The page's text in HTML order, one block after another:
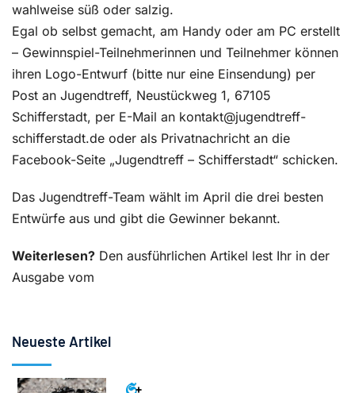
wahlweise süß oder salzig.
Egal ob selbst gemacht, am Handy oder am PC erstellt
– Gewinnspiel-Teilnehmerinnen und Teilnehmer können
ihren Logo-Entwurf (bitte nur eine Einsendung) per
Post an Jugendtreff, Neustückweg 1, 67105
Schifferstadt, per E-Mail an kontakt@jugendtreff-
schifferstadt.de oder als Privatnachricht an die
Facebook-Seite „Jugendtreff – Schifferstadt“ schicken.
Das Jugendtreff-Team wählt im April die drei besten
Entwürfe aus und gibt die Gewinner bekannt.
Weiterlesen? Den ausführlichen Artikel lest Ihr in der
Ausgabe vom
Neueste Artikel